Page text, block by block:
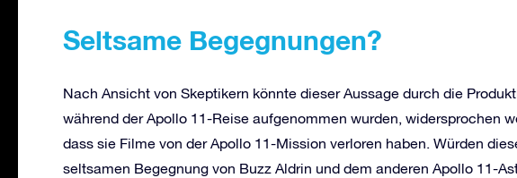
Seltsame Begegnungen?
Nach Ansicht von Skeptikern könnte dieser Aussage durch die
während der Apollo 11-Reise aufgenommen wurden, widersprochen
dass sie Filme von der Apollo 11-Mission verloren haben. Würden
seltsamen Begegnung von Buzz Aldrin und dem anderen Apollo 11-